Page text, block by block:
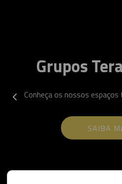
Grupos
Conheça os nossos
SAIBA